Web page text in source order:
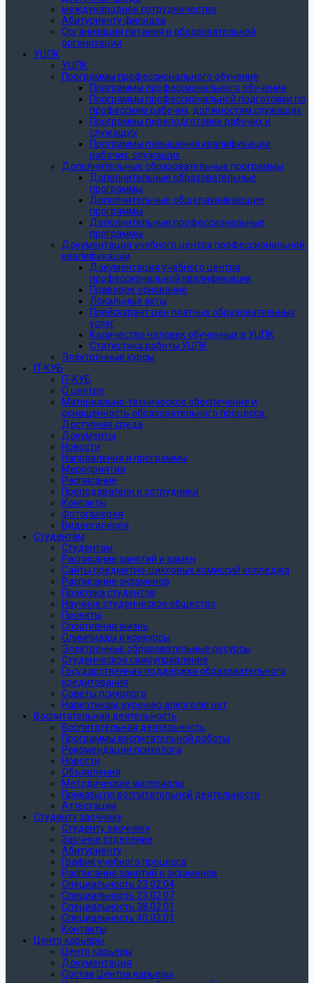
международное сотрудничество
Абитуриенту филиала
Организация питания в образовательной
организации
УЦПК
УЦПК
Программы профессионального обучения
Программы профессионального обучения
Программы профессиональной подготовки по
профессиям рабочих, должностям служащих
Программы переподготовки рабочих и
служащих
Программы повышения квалификации
рабочих, служащих
Дополнительные образовательные программы
Дополнительные образовательные
программы
Дополнительные общеразвивающие
программы
Дополнительные профессиональные
программы
Документация учебного центра профессиональной
квалификации
Документация учебного центра
профессиональной квалификации
Правовое основание
Локальные акты
Прейскурант цен платных образовательных
услуг
Количество человек обученных в УЦПК
Статистика работы УЦПК
Электронные курсы
IT-КУБ
IT-КУБ
О центре
Материально-техническое обеспечение и
оснащенность образовательного процесса.
Доступная среда
Документы
Новости
Направления и программы
Мероприятия
Расписание
Преподаватели и сотрудники
Контакты
Фотогалерея
Видеогалерея
Студентам
Студентам
Расписание занятий и замен
Сайты предметно-цикловых комиссий колледжа
Расписание экзаменов
Практика студентов
Научное студенческое общество
Проекты
Спортивная жизнь
Олимпиады и конкурсы
Электронные образовательные ресурсы
Студенческое самоуправление
Государственная поддержка образовательного
кредитования
Советы психолога
Наркотикам, курению,алкоголю нет
Воспитательная деятельность
Воспитательная деятельность
Программы воспитательной работы
Рекомендации психолога
Новости
Объявления
Методические материалы
Приказы по воспитательной деятельности
Аттестации
Студенту заочнику
Студенту заочнику
Заочное отделение
Абитуриенту
График учебного процесса
Расписание занятий и экзаменов
Специальность 23.02.04
Специальность 23.02.07
Специальность 38.02.01
Специальность 40.02.01
Контакты
Центр карьеры
Центр карьеры
Документация
Состав Центра карьеры